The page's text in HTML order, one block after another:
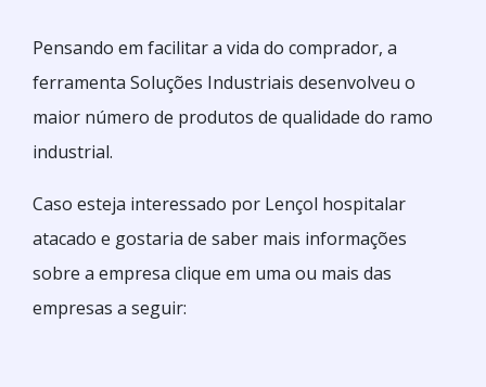
Pensando em facilitar a vida do comprador, a
ferramenta Soluções Industriais desenvolveu o
maior número de produtos de qualidade do ramo
industrial.
Caso esteja interessado por Lençol hospitalar
atacado e gostaria de saber mais informações
sobre a empresa clique em uma ou mais das
empresas a seguir: